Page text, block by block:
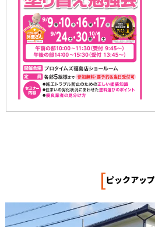
[ピックアップ